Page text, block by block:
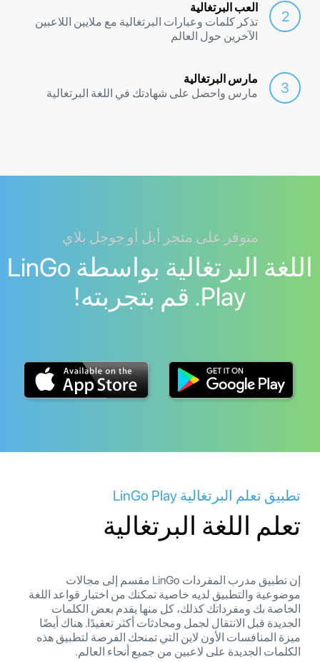
العب البرتغالية
تذكر كلمات وعبارات البرتغالية مع ملايين اللاعبين
الآخرين حول العالم
مارس البرتغالية
مارس واحصل على شهادتك في اللغة البرتغالية
متوفر على متجر أبل أو جوجل بلاي
اللغة البرتغالية بواسطة LinGo
Play. قم بتجربته!
تطبيق تعلم البرتغالية LinGo Play
تعلم اللغة البرتغالية
إن تطبيق مدرب المفردات LinGo مقسم إلى مجالات
موضوعية والتطبيق لديه خاصية تمكنك من اختبار قواعد اللغة
الخاصة بك ومفرداتك كذلك، كل منها يقدم بعض الكلمات
الجديدة قبل الانتقال لجمل ومحادثات أكثر تعقيدًا. هناك أيضًا
ميزة المنافسات الأون لاين التي تمنحك الفرصة لتطبيق هذه
الكلمات الجديدة على لاعبين من جميع أنحاء العالم.